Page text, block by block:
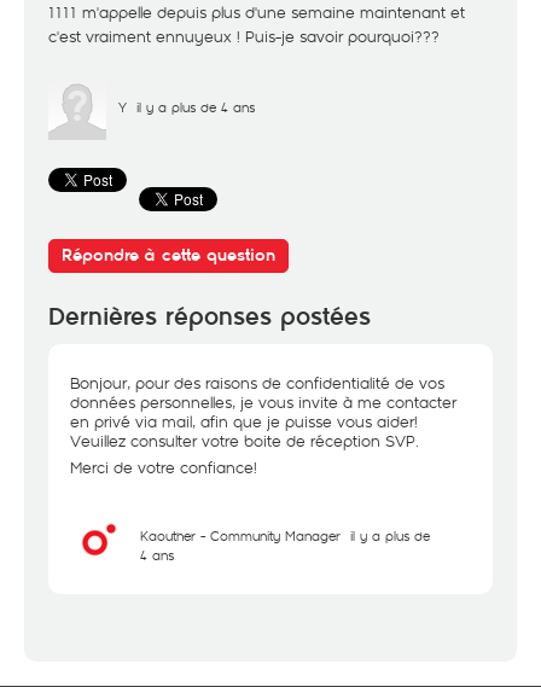
1111 m'appelle depuis plus d'une semaine maintenant et
c'est vraiment ennuyeux ! Puis-je savoir pourquoi???
Y il y a plus de 4 ans
Répondre à cette question
Dernières réponses postées
Bonjour, pour des raisons de confidentialité de vos
données personnelles, je vous invite à me contacter
en privé via mail, afin que je puisse vous aider!
Veuillez consulter votre boite de réception SVP.
Merci de votre confiance!
Kaouther - Community Manager il y a plus de
4 ans